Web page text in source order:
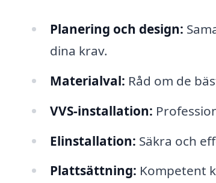
Planering och design:
dina krav.
Materialval: Råd om de
VVS-installation:
Elinstallation: Säkra och
Plattsättning: Kompetent